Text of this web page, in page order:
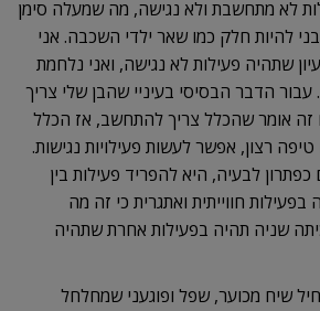
לא מתחשבת ולא נגישה, מה שמעלה סימן
להיות חלק כמו שאר ילדי השכבה. אני
שתהיה פעילות לא נגישה, ואני נלחמת
עבור הדבר הבסיסי בעיניי שהבן שלי צריך
זה אומר שהכלל צריך להתחשב, אז הכלל
רצון, אפשר לעשות פעילויות נגישות.
לבעיה, היא להפריד פעילות בין
חווייתית ואתגרית כי זה מה
שניה תהיה בפעילות אחרת שתהיה
שיח מכוער, שפל ופוגעני שמחלחל